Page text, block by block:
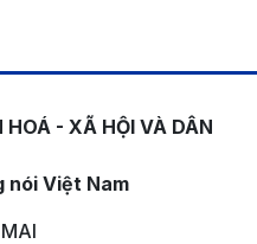
HOÁ - XÃ HỘI VÀ DÂN
nói Việt Nam